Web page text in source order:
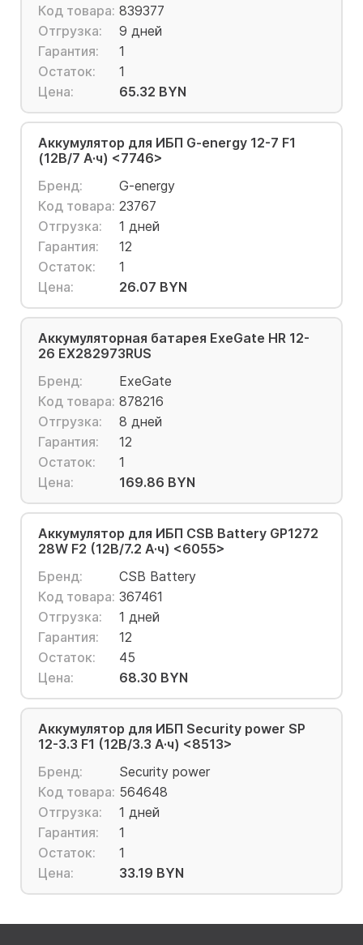
Код товара: 839377
Отгрузка:
9 дней
Гарантия:
1
Остаток:
1
Цена:
65.32 BYN
Аккумулятор для ИБП G-energy 12-7 F1
(12В/7 А·ч) <7746>
Бренд:
G-energy
Код товара: 23767
Отгрузка:
1 дней
Гарантия:
12
Остаток:
1
Цена:
26.07 BYN
Аккумуляторная батарея ExeGate HR 12-
26 EX282973RUS
Бренд:
ExeGate
Код товара: 878216
Отгрузка:
8 дней
Гарантия:
12
Остаток:
1
Цена:
169.86 BYN
Аккумулятор для ИБП CSB Battery GP1272
28W F2 (12В/7.2 А·ч) <6055>
Бренд:
CSB Battery
Код товара: 367461
Отгрузка:
1 дней
Гарантия:
12
Остаток:
45
Цена:
68.30 BYN
Аккумулятор для ИБП Security power SP
12-3.3 F1 (12В/3.3 А·ч) <8513>
Бренд:
Security power
Код товара: 564648
Отгрузка:
1 дней
Гарантия:
1
Остаток:
1
Цена:
33.19 BYN